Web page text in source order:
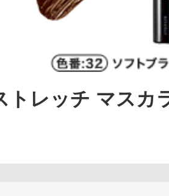
お友達紹介サ
トレッチ マスカ